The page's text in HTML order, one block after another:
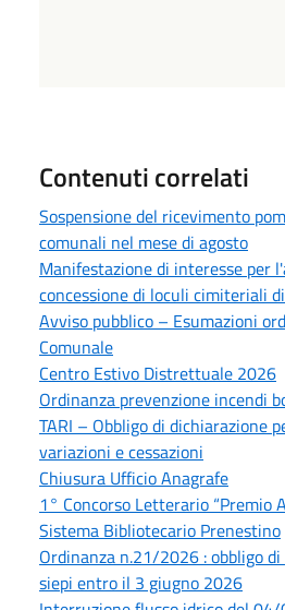
Contenuti correlati
Sospensione del ricevimento
comunali nel mese di agosto
Manifestazione di interesse per
concessione di loculi cimiteriali
Avviso pubblico – Esumazioni
Comunale
Centro Estivo Distrettuale 2026
Ordinanza prevenzione incendi
TARI – Obbligo di dichiarazione
variazioni e cessazioni
Chiusura Ufficio Anagrafe
1° Concorso Letterario “Premio
Sistema Bibliotecario Prenestino
Ordinanza n.21/2026 : obbligo
siepi entro il 3 giugno 2026